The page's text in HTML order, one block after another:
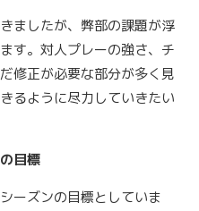
ましたが、弊部の課題が浮
す。対人プレーの強さ、チ
修正が必要な部分が多く見
るように尽力していきたい
目標
ーズンの目標としていま